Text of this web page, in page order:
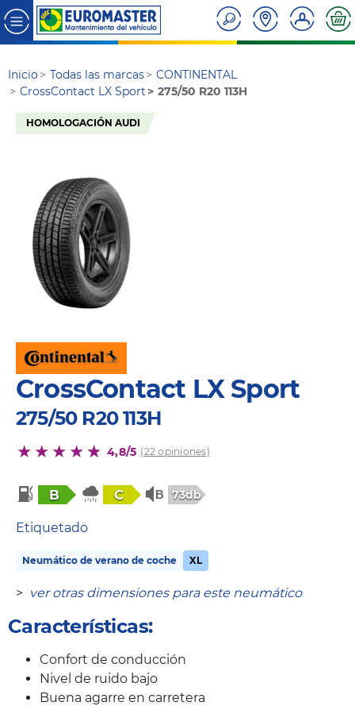
Inicio Todas las marcas
CONTINENTAL
CrossContact LX Sport
275/50 R20 113H
HOMOLOGACIÓN AUDI
CrossContact LX Sport
275/50 R20 113H
4,8/5 (22 opiniones)
B C 73db
Etiquetado
Neumático de verano de coche XL
> ver otras dimensiones para este neumático
Características:
Confort de conducción
Nivel de ruido bajo
Buena agarre en carretera